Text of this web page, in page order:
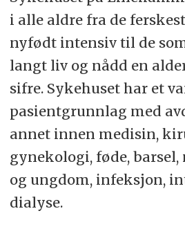
i alle aldre fra de
nyfødt intensiv til de
langt liv og nådd en
sifre. Sykehuset har et
pasientgrunnlag med
annet innen medisin,
gynekologi, føde, barsel,
og ungdom, infeksjon,
dialyse.